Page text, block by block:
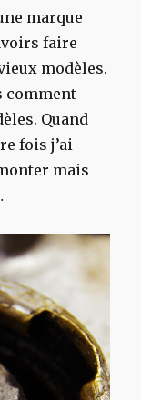
marque
faire
modèles.
comment
Quand
fois j’ai
mais